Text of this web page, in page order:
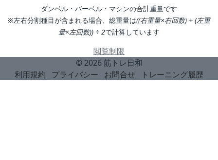
ダンベル・バーベル・マシンの合計重量です
※左右分割種目が含まれる場合、総重量は((右重量×右回数) + (左重
量×左回数)) ÷ 2で計算しています
閲覧制限
© 2026 筋トレ日和
利用規約
プライバシー お問合せ トレーニング履歴